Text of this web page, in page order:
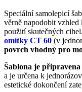
Speciální samolepicí
věrně napodobit
použití skutečných
omítky CT 60 (v
povrch vhodný pro
Šablona je
a je určena k
estetické dokončení